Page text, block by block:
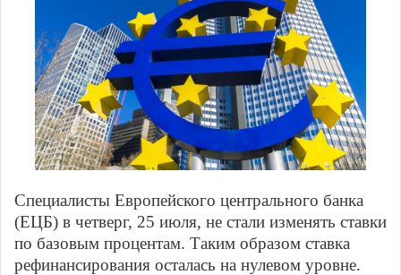
Специалисты Европейского центрального банка
(ЕЦБ) в четверг, 25 июля, не стали изменять ставки
по базовым процентам. Таким образом ставка
рефинансирования осталась на нулевом уровне.